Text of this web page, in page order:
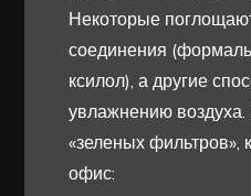
Некоторые
соединения
ксилол), а другие
увлажнению воздуха.
«зеленых фильтров»,
офис: